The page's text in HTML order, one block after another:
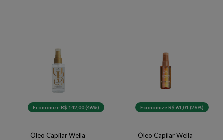
Economize R$ 142,00 (46%)
Óleo Capilar Wella
Economize R$ 61,01 (26%)
Óleo Capilar Wella